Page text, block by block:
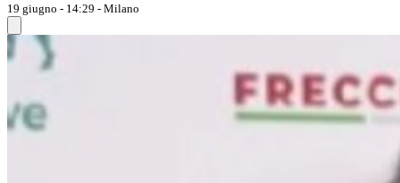
19 giugno - 14:29 - Milano